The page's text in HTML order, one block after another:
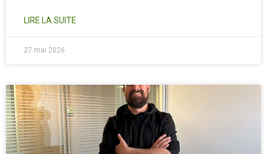
LIRE LA SUITE
27 mai 2026